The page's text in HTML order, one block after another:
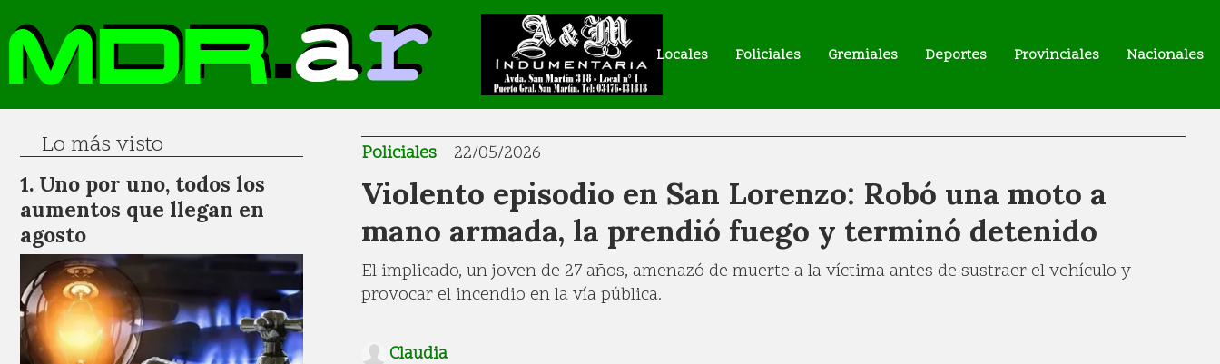
Locales Policiales Gremiales Deportes Provinciales Nacionales
Violento episodio en San Lorenzo: Robó una moto a
mano armada, la prendió fuego y terminó detenido
El implicado, un joven de 27 años, amenazó de muerte a la víctima antes de sustraer el vehículo y
provocar el incendio en la vía pública.
Policiales 22/05/2026
Claudia
Lo más visto
Uno por uno, todos los
aumentos que llegan en
agosto